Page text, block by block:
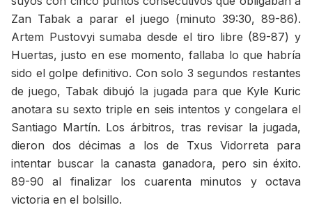
Zan Tabak a parar el juego (minuto 39:30, 89-86).
Artem Pustovyi sumaba desde el tiro libre (89-87) y
Huertas, justo en ese momento, fallaba lo que habría
sido el golpe definitivo. Con solo 3 segundos restantes
de juego, Tabak dibujó la jugada para que Kyle Kuric
anotara su sexto triple en seis intentos y congelara el
Santiago Martín. Los árbitros, tras revisar la jugada,
dieron dos décimas a los de Txus Vidorreta para
intentar buscar la canasta ganadora, pero sin éxito.
89-90 al finalizar los cuarenta minutos y octava
victoria en el bolsillo.